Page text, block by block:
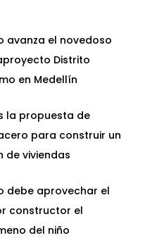
avanza el novedoso
Distrito
en Medellín
la propuesta de
para construir un
de viviendas
debe aprovechar el
constructor el
del niño